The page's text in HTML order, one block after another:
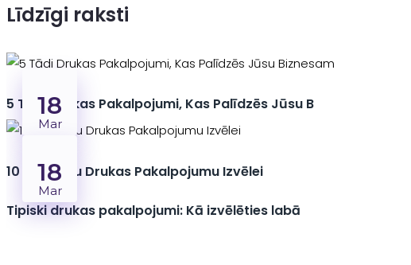
Līdzīgi raksti
18
Mar
5 Tādi Drukas Pakalpojumi, Kas Palīdzēs Jūsu B
18
Mar
10 Soļi Izcilu Drukas Pakalpojumu Izvēlei
Tipiski drukas pakalpojumi: Kā izvēlēties labā